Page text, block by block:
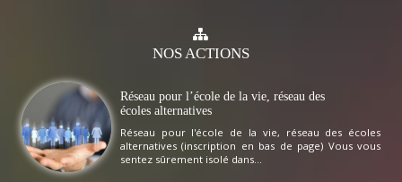
NOSACTIONS
Réseau pour l’école de la vie, réseau des
écoles alternatives
Réseau pour l'école de la vie, réseau des écoles
alternatives (inscription en bas de page) Vous vous
sentez sûrement isolé dans...